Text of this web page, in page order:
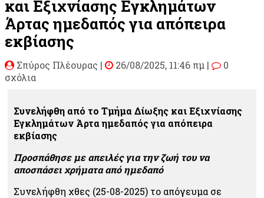
και Εξιχνίασης Εγκλημάτων
Άρτας ημεδαπός για απόπειρα
εκβίασης
Σπύρος Πλέουρας | 26/08/2025, 11:46 πμ |
0
σχόλια
Συνελήφθη από το Τμήμα Δίωξης και Εξιχνίασης
Εγκλημάτων Άρτα ημεδαπός για απόπειρα
εκβίασης
Προσπάθησε με απειλές για την ζωή του να
αποσπάσει χρήματα από ημεδαπό
Συνελήφθη χθες (25-08-2025) το απόγευμα σε